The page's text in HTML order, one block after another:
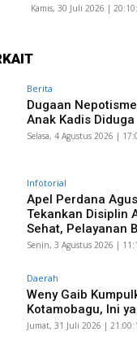
Kamis, 30 Juli 2026 |
Berita
Dugaan
Anak Kadis
Selasa, 4 Agustus 2026 |
Infotorial
Apel Perdana
Tekankan Disiplin
Sehat, Pelayanan
Senin, 3 Agustus 2026 |
Daerah
Weny Gaib
Kotamobagu, Ini
Jumat, 31 Juli 2026 |